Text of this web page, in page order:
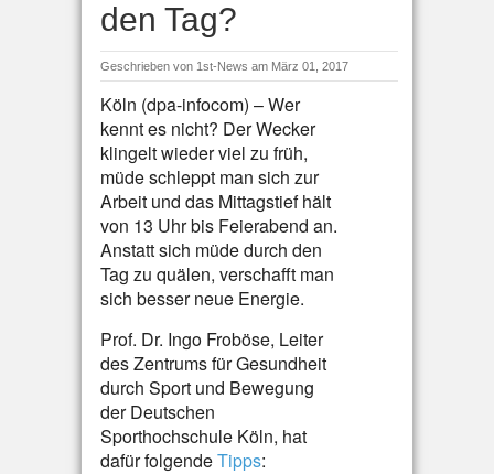
den Tag?
Geschrieben von 1st-News am März 01, 2017
Köln (dpa-infocom) – Wer
kennt es nicht? Der Wecker
klingelt wieder viel zu früh,
müde schleppt man sich zur
Arbeit und das Mittagstief hält
von 13 Uhr bis Feierabend an.
Anstatt sich müde durch den
Tag zu quälen, verschafft man
sich besser neue Energie.
Prof. Dr. Ingo Froböse, Leiter
des Zentrums für Gesundheit
durch Sport und Bewegung
der Deutschen
Sporthochschule Köln, hat
dafür folgendeTipps: